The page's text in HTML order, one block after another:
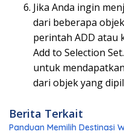
Jika Anda ingin
dari beberapa
perintah ADD atau
Add to Selection
untuk
dari objek yang
Berita Terkait
Panduan Memilih Destinasi